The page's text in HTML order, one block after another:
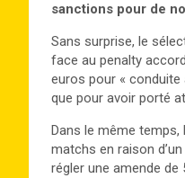
sanctions pour de
Sans surprise, le
face au penalty
euros pour « conduite
que pour avoir porté
Dans le même
matchs en raison
régler une amende